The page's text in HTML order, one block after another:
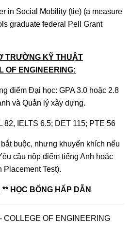
in Social Mobility (tie) (a measure
graduate federal Pell Grant
TRƯỜNG KỸ THUẬT
OF ENGINEERING:
điểm Đại học: GPA 3.0 hoặc 2.8
và Quản lý xây dựng.
82, IELTS 6.5; DET 115; PTE 56
buộc, nhưng khuyến khích nếu
cầu nộp điểm tiếng Anh hoặc
Placement Test).
** HỌC BỔNG HẤP DẪN
COLLEGE OF ENGINEERING